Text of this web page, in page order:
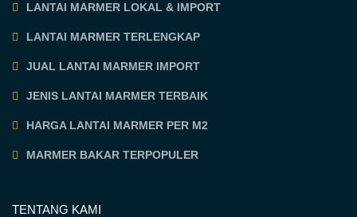
LANTAI MARMER LOKAL & IMPORT
LANTAI MARMER TERLENGKAP
JUAL LANTAI MARMER IMPORT
JENIS LANTAI MARMER TERBAIK
HARGA LANTAI MARMER PER M2
MARMER BAKAR TERPOPULER
TENTANG KAMI